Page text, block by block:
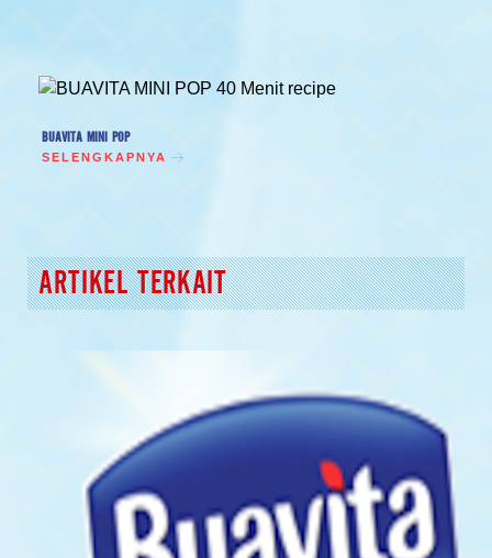
BUAVITA MINI POP
SELENGKAPNYA
ARTIKEL TERKAIT